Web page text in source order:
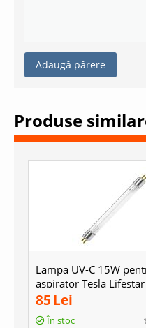
Adaugă părere
Produse
Lampa UV-C 15W
aspirator Tesla
85Lei
În stoc